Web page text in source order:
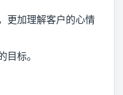
加理解客户的心情
标。